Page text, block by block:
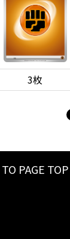
3枚
TO PAGE TOP